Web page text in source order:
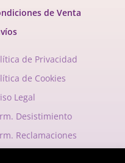
de Venta
de Privacidad
de Cookies
Legal
Desistimiento
Reclamaciones